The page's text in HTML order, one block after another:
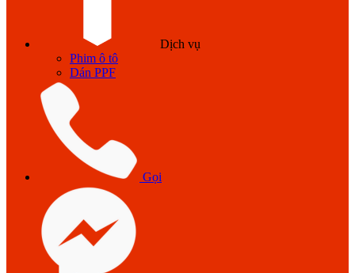
Dịch vụ
Phim ô tô
Dán PPF
Gọi